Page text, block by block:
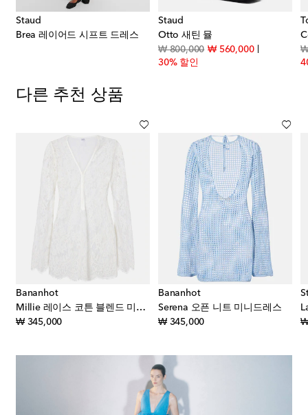
Staud
Brea 레이어드 시프트 드레스
Staud
Otto 새틴 뮬
₩ 800,000original price
₩ 560,000discount
30% 할인
₩
다른 추천 상품
Bananhot
Millie 레이스 코튼 블렌드 미니드레스
₩ 345,000original price
Bananhot
Serena 오픈 니트 미니드레스
₩ 345,000original price
₩